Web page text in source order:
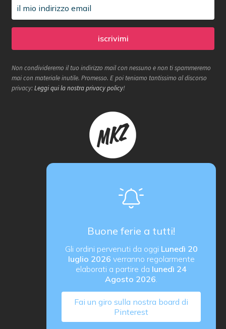
Buone ferie a tutti!
Gli ordini pervenuti da oggi Lunedì 20
luglio 2026 verranno regolarmente
elaborati a partire da lunedì 24
Agosto 2026.
Fai un giro sulla nostra board di
Pinterest
Non condivideremo il tuo indirizzo mail con nessuno e non ti spammeremo
mai con materiale inutile. Promesso. E poi teniamo tantissimo al discorso
privacy:Leggi qui la nostra privacy policy!
proActiva / redcell
Sede operativa
via G. Ungaretti 14, 24040 Verdellino (BG) Italy
P. IVA IT03184540163